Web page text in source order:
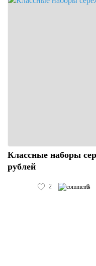
Классные наборы
рублей
2 0